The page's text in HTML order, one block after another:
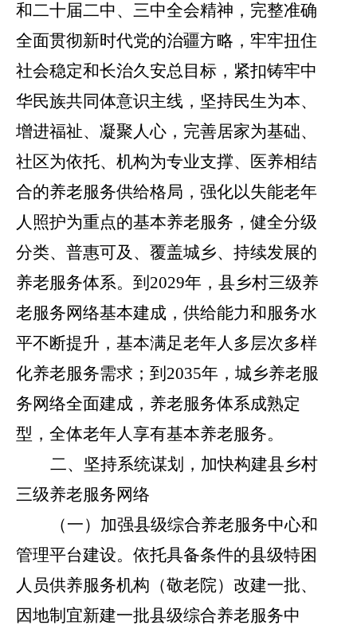
和二十届二中、三中全会精神，完整准确
全面贯彻新时代党的治疆方略，牢牢扭住
社会稳定和长治久安总目标，紧扣铸牢中
华民族共同体意识主线，坚持民生为本、
增进福祉、凝聚人心，完善居家为基础、
社区为依托、机构为专业支撑、医养相结
合的养老服务供给格局，强化以失能老年
人照护为重点的基本养老服务，健全分级
分类、普惠可及、覆盖城乡、持续发展的
养老服务体系。到 2029年，县乡村三级养
老服务网络基本建成，供给能力和服务水
平不断提升，基本满足老年人多层次多样
化养老服务需求；到 2035年，城乡养老服
务网络全面建成，养老服务体系成熟定
型，全体老年人享有基本养老服务。
二、坚持系统谋划，加快构建县乡村
三级养老服务网络
（一）加强县级综合养老服务中心和
管理平台建设。 依托具备条件的县级特困
人员供养服务机构（敬老院）改建一批、
因地制宜新建一批县级综合养老服务中